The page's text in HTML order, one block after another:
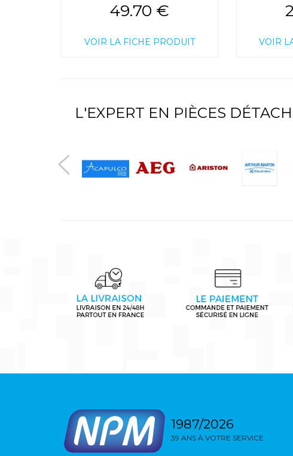
49.70 €
VOIR LA FICHE PRODUIT VOIR
L'EXPERT EN PIÈCES
1987/2026
39 ANS À VOTRE SERVICE